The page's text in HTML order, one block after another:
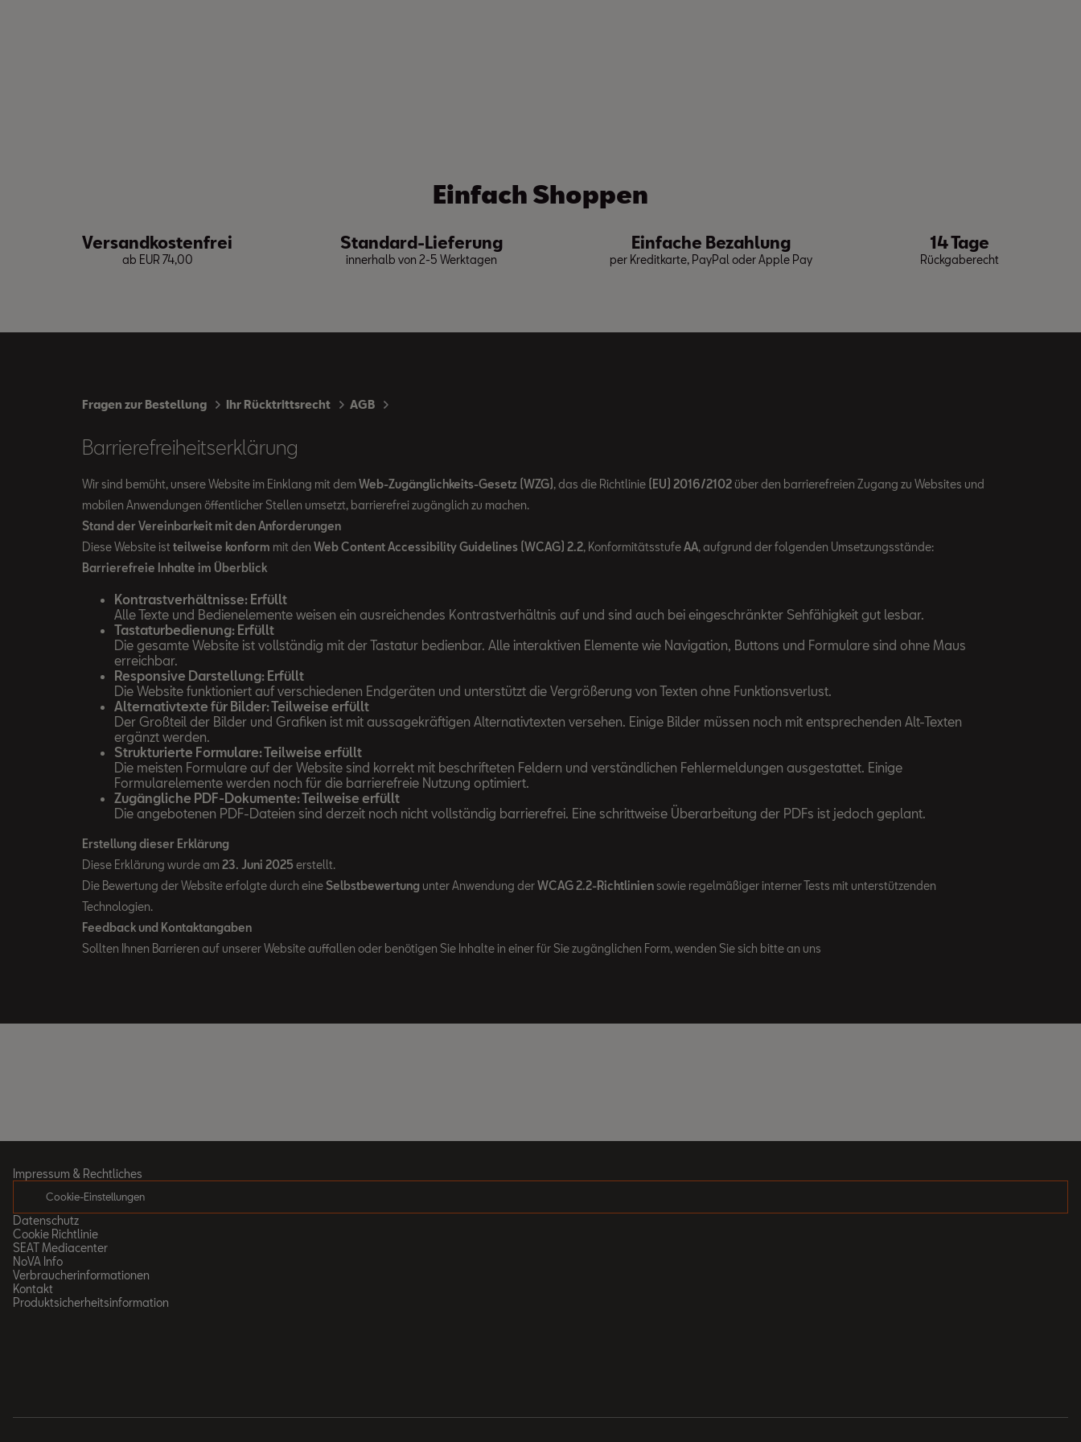
Einfach Shoppen
Versandkostenfrei
ab EUR 74,00
Standard-Lieferung
innerhalb von 2-5 Werktagen
Einfache Bezahlung
per Kreditkarte, PayPal oder Apple Pay
14 Tage
Rückgaberecht
Fragen zur Bestellung Ihr Rücktrittsrecht AGB
Barrierefreiheitserklärung
Wir sind bemüht, unsere Website im Einklang mit dem Web-Zugänglichkeits-Gesetz (WZG) , das die Richtlinie (EU) 2016/2102 über den barrierefreien Zugang zu Websites und
mobilen Anwendungen öffentlicher Stellen umsetzt, barrierefrei zugänglich zu machen.
Stand der Vereinbarkeit mit den Anforderungen
Diese Website ist teilweise konform mit den Web Content Accessibility Guidelines (WCAG) 2.2, KonformitätsstufeAA, aufgrund der folgenden Umsetzungsstände:
Barrierefreie Inhalte im Überblick
Kontrastverhältnisse: Erfüllt
Alle Texte und Bedienelemente weisen ein ausreichendes Kontrastverhältnis auf und sind auch bei eingeschränkter Sehfähigkeit gut lesbar.
Tastaturbedienung: Erfüllt
Die gesamte Website ist vollständig mit der Tastatur bedienbar. Alle interaktiven Elemente wie Navigation, Buttons und Formulare sind ohne Maus
erreichbar.
Responsive Darstellung: Erfüllt
Die Website funktioniert auf verschiedenen Endgeräten und unterstützt die Vergrößerung von Texten ohne Funktionsverlust.
Alternativtexte für Bilder: Teilweise erfüllt
Der Großteil der Bilder und Grafiken ist mit aussagekräftigen Alternativtexten versehen. Einige Bilder müssen noch mit entsprechenden Alt-Texten
ergänzt werden.
Strukturierte Formulare: Teilweise erfüllt
Die meisten Formulare auf der Website sind korrekt mit beschrifteten Feldern und verständlichen Fehlermeldungen ausgestattet. Einige
Formularelemente werden noch für die barrierefreie Nutzung optimiert.
Zugängliche PDF-Dokumente: Teilweise erfüllt
Die angebotenen PDF-Dateien sind derzeit noch nicht vollständig barrierefrei. Eine schrittweise Überarbeitung der PDFs ist jedoch geplant.
Erstellung dieser Erklärung
Diese Erklärung wurde am 23. Juni 2025erstellt.
Die Bewertung der Website erfolgte durch eine Selbstbewertung unter Anwendung derWCAG 2.2-Richtliniensowie regelmäßiger interner Tests mit unterstützenden
Technologien.
Feedback und Kontaktangaben
Sollten Ihnen Barrieren auf unserer Website auffallen oder benötigen Sie Inhalte in einer für Sie zugänglichen Form, wenden Sie sich bitte an uns
Impressum & Rechtliches
Cookie-Einstellungen
Datenschutz
Cookie Richtlinie
SEAT Mediacenter
NoVA Info
Verbraucherinformationen
Kontakt
Produktsicherheitsinformation